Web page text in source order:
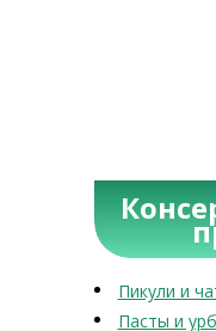
Пикули и
Пасты и